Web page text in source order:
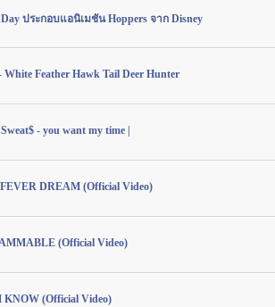
Day ประกอบแอนิเมชัน Hoppers จาก Disney
White Feather Hawk Tail Deer Hunter
- you want my time |
DREAM (Official Video)
(Official Video)
(Official Video)